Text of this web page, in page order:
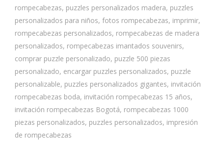
rompecabezas, puzzles personalizados madera, puzzles
personalizados para niños, fotos rompecabezas, imprimir,
rompecabezas personalizados, rompecabezas de madera
personalizados, rompecabezas imantados souvenirs,
comprar puzzle personalizado, puzzle 500 piezas
personalizado, encargar puzzles personalizados, puzzle
personalizable, puzzles personalizados gigantes, invitación
rompecabezas boda, invitación rompecabezas 15 años,
invitación rompecabezas Bogotá, rompecabezas 1000
piezas personalizados, puzzles personalizados, impresión
de rompecabezas